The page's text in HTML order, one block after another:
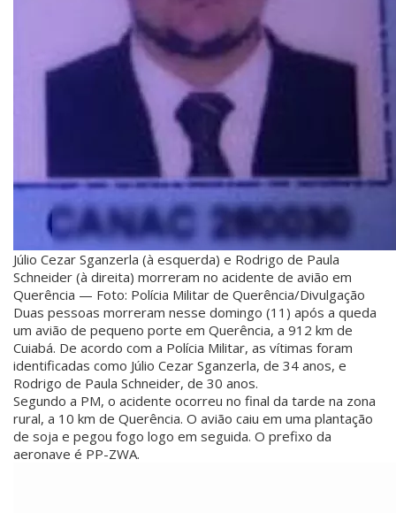
Júlio Cezar Sganzerla (à esquerda) e Rodrigo de Paula
Schneider (à direita) morreram no acidente de avião em
Querência — Foto: Polícia Militar de Querência/Divulgação
Duas pessoas morreram nesse domingo (11) após a queda
um avião de pequeno porte em Querência, a 912 km de
Cuiabá. De acordo com a Polícia Militar, as vítimas foram
identificadas como Júlio Cezar Sganzerla, de 34 anos, e
Rodrigo de Paula Schneider, de 30 anos.
Segundo a PM, o acidente ocorreu no final da tarde na zona
rural, a 10 km de Querência. O avião caiu em uma plantação
de soja e pegou fogo logo em seguida. O prefixo da
aeronave é PP-ZWA.